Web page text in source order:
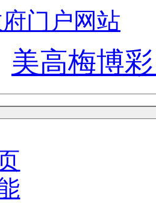
门户网站
美高梅博